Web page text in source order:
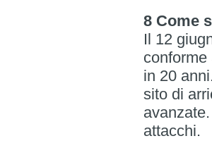
8 Come
Il 12
in 20
sito di
attacchi.